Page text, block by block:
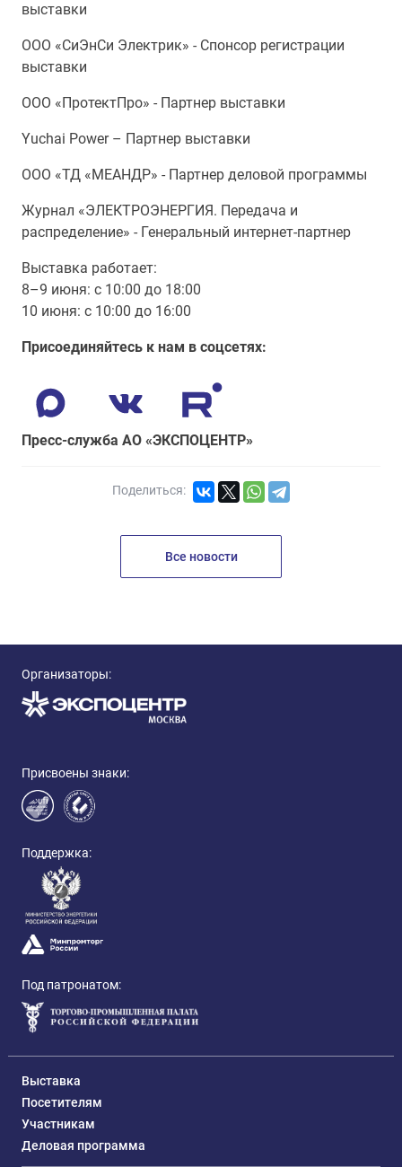
выставки
ООО «СиЭнСи Электрик» - Спонсор регистрации
выставки
ООО «ПротектПро» - Партнер выставки
Yuchai Power – Партнер выставки
ООО «ТД «МЕАНДР» - Партнер деловой программы
Журнал «ЭЛЕКТРОЭНЕРГИЯ. Передача и
распределение» - Генеральный интернет-партнер
Выставка работает:
8–9 июня: с 10:00 до 18:00
10 июня: с 10:00 до 16:00
Присоединяйтесь к нам в соцсетях:
Пресс-служба АО «ЭКСПОЦЕНТР»
Поделиться:
Все новости
Организаторы:
Присвоены знаки:
Поддержка:
Под патронатом:
Выставка
Посетителям
Участникам
Деловая программа